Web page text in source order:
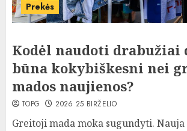
Prekės
Kodėl naudoti drabužiai
būna kokybiškesni nei
mados naujienos?
TOPG 2026 25 BIRŽELIO
Greitoji mada moka sugundyti.